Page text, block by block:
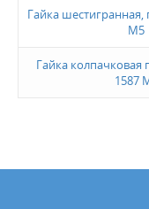
от до
Гайка
М5
Гайка колпачковая
1587